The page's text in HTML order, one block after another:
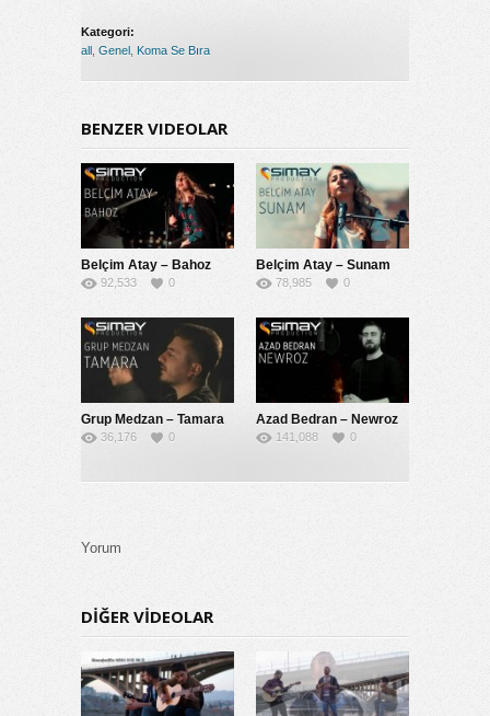
Kategori:
all Genel Koma Se Bıra
BENZER VIDEOLAR
Belçim Atay – Bahoz
92,533 0
Belçim Atay – Sunam
78,985 0
Grup Medzan – Tamara
36,176 0
Azad Bedran – Newroz
141,088 0
Yorum
DIĞER VIDEOLAR